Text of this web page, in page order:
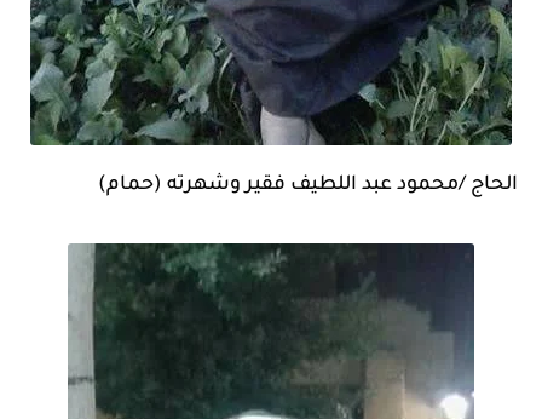
الحاج /محمود عبد اللطيف فقير وشهرته (حمام)